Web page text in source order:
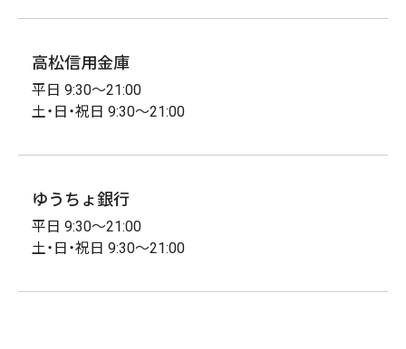
高松信用金庫
平日 9:30～21:00
土・日・祝日 9:30～21:00
ゆうちょ銀行
平日 9:30～21:00
土・日・祝日 9:30～21:00